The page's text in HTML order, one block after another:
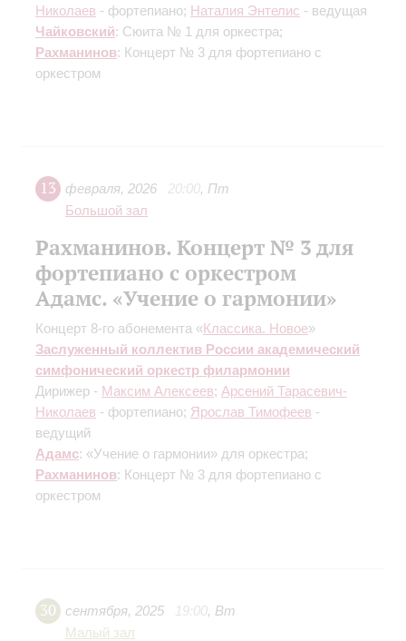
Николаев - фортепиано; Наталия Энтелис - ведущая
Чайковский: Сюита № 1 для оркестра;
Рахманинов: Концерт № 3 для фортепиано с
оркестром
13 февраля, 2026 20:00, Пт
Большой зал
Рахманинов. Концерт № 3 для
фортепиано с оркестром
Адамс. «Учение о гармонии»
Концерт 8-го абонемента «Классика. Новое»
Заслуженный коллектив России академический
симфонический оркестр филармонии
Дирижер - Максим Алексеев; Арсений Тарасевич-
Николаев - фортепиано; Ярослав Тимофеев -
ведущий
Адамс: «Учение о гармонии» для оркестра;
Рахманинов: Концерт № 3 для фортепиано с
оркестром
30 сентября, 2025 19:00, Вт
Малый зал